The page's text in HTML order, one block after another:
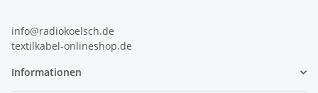
info@radiokoelsch.de
textilkabel-onlineshop.de
Informationen